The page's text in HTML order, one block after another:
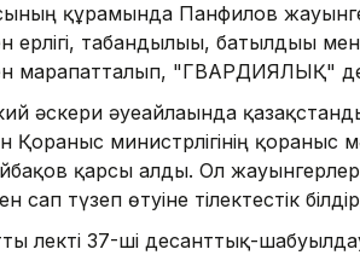
құрамында Панфилов
ерлігі, табандылығы, батылдығы
марапатталып, "ГВАРДИЯЛЫҚ"
әскери әуеайлағында
Қорғаныс министрлігінің қорғаныс
қарсы алды. Ол
сап түзеп өтуіне тілектестік
лекті 37-ші десанттық-